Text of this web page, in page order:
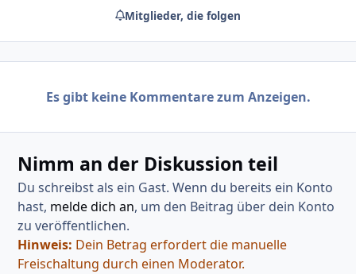
Mitglieder, die folgen
Es gibt keine Kommentare zum Anzeigen.
Nimm an der Diskussion teil
Du schreibst als ein Gast. Wenn du bereits ein Konto
hast, melde dich an, um den Beitrag über dein Konto
zu veröffentlichen.
Hinweis: Dein Betrag erfordert die manuelle
Freischaltung durch einen Moderator.